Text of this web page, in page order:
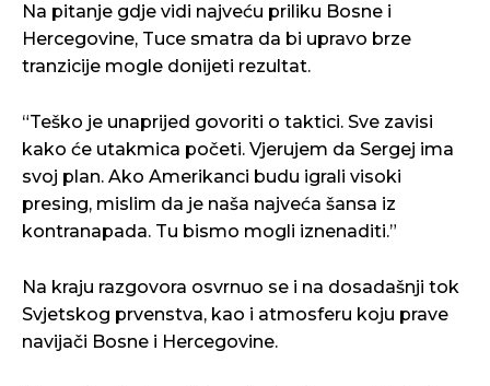
Na pitanje gdje vidi najveću priliku Bosne i
Hercegovine, Tuce smatra da bi upravo brze
tranzicije mogle donijeti rezultat.
“Teško je unaprijed govoriti o taktici. Sve zavisi
kako će utakmica početi. Vjerujem da Sergej ima
svoj plan. Ako Amerikanci budu igrali visoki
presing, mislim da je naša najveća šansa iz
kontranapada. Tu bismo mogli iznenaditi.”
Na kraju razgovora osvrnuo se i na dosadašnji tok
Svjetskog prvenstva, kao i atmosferu koju prave
navijači Bosne i Hercegovine.